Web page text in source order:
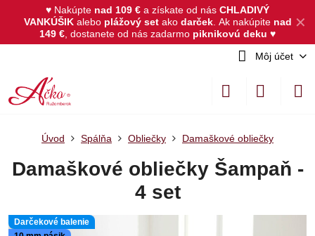
✕
♥ Nakúpte nad 109 € a získate od nás CHLADIVÝ
VANKÚŠIKalebo plážový set akodarček. Ak nakúpite nad
149 € , dostanete od nás zadarmo piknikovú deku ♥
Môj účet
Darčekové balenie
Úvod Spálňa Obliečky Damaškové obliečky
Damaškové obliečky Šampaň -
4 set